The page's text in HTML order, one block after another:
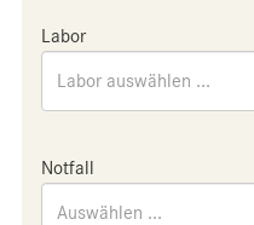
Labor
Labor auswählen ...
Notfall
Auswählen ...